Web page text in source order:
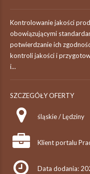
Kontrolowanie jakości
obowiązującymi
potwierdzanie ich
kontroli jakości i
i...
SZCZEGÓŁY OFERTY
śląskie / Lędziny
Klient portalu
Data dodania: